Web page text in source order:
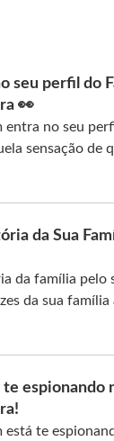
seu perfil do
👀
entra no seu
sensação de
da Sua
da família pelo
da sua família
te espionando
te